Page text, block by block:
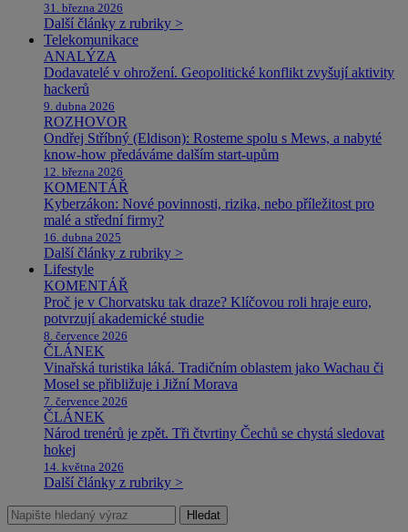
31. března 2026
Další články z rubriky >
Telekomunikace
ANALÝZA
Dodavatelé v ohrožení. Geopolitické konflikt zvyšují aktivity
hackerů
9. dubna 2026
ROZHOVOR
Ondřej Stříbný (Eldison): Rosteme spolu s Mews, a nabyté
know-how předáváme dalším start-upům
12. března 2026
KOMENTÁŘ
Kyberzákon: Nové povinnosti, rizika, nebo příležitost pro
malé a střední firmy?
16. dubna 2025
Další články z rubriky >
Lifestyle
KOMENTÁŘ
Proč je v Chorvatsku tak draze? Klíčovou roli hraje euro,
potvrzují akademické studie
8. července 2026
ČLÁNEK
Vinařská turistika láká. Tradičním oblastem jako Wachau či
Mosel se přibližuje i Jižní Morava
7. července 2026
ČLÁNEK
Národ trenérů je zpět. Tři čtvrtiny Čechů se chystá sledovat
hokej
14. května 2026
Další články z rubriky >
Hledat